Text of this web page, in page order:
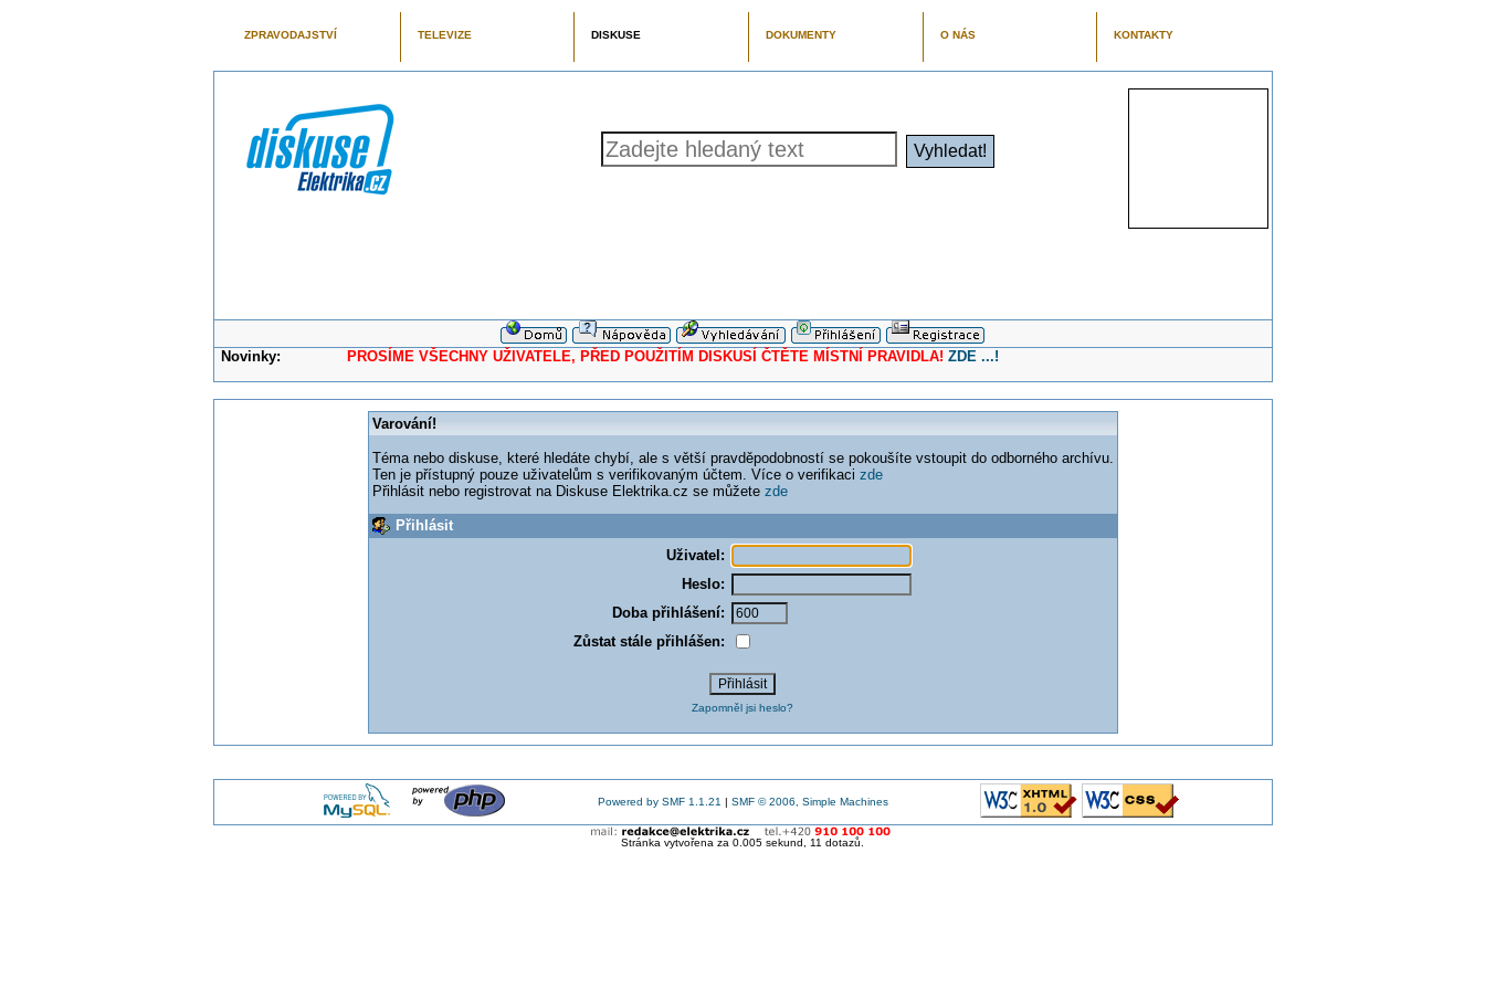
ZPRAVODAJSTVÍ TELEVIZE DISKUSE DOKUMENTY O NÁS KONTAKTY
Novinky: PROSÍME VŠECHNY UŽIVATELE, PŘED POUŽITÍM DISKUSÍ ČTĚTE MÍSTNÍ PRAVIDLA! ZDE ...!
Varování!
Téma nebo diskuse, které hledáte chybí, ale s větší pravděpodobností se pokoušíte vstoupit do odborného archívu.
Ten je přístupný pouze uživatelům s verifikovaným účtem. Více o verifikaci zde
Přihlásit nebo registrovat na Diskuse Elektrika.cz se můžete zde
Přihlásit
Uživatel:
Heslo:
Doba přihlášení:
Zůstat stále přihlášen:
Zapomněl jsi heslo?
Powered by SMF 1.1.21 | SMF © 2006, Simple Machines
Stránka vytvořena za 0.005 sekund, 11 dotazů.